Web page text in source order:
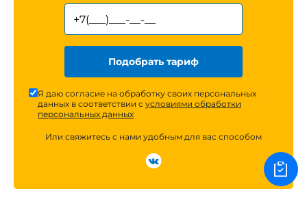
Подобрать тариф
Я даю согласие на обработку своих персональных
данных в соответствии с условиями обработки
персональных данных
Или свяжитесь с нами удобным для вас способом